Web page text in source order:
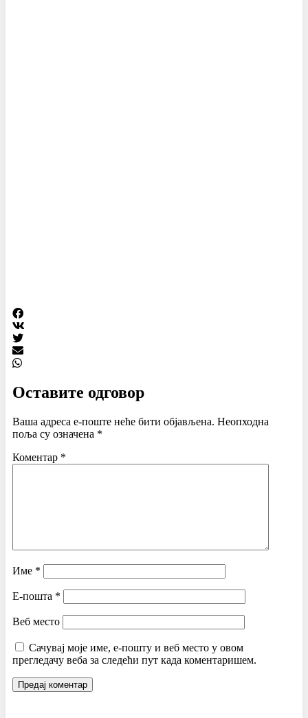
Оставите одговор
Ваша адреса е-поште неће бити објављена. Неопходна
поља су означена *
Коментар *
Име *
Е-пошта *
Веб место
Сачувај моје име, е-пошту и веб место у овом
прегледачу веба за следећи пут када коментаришем.